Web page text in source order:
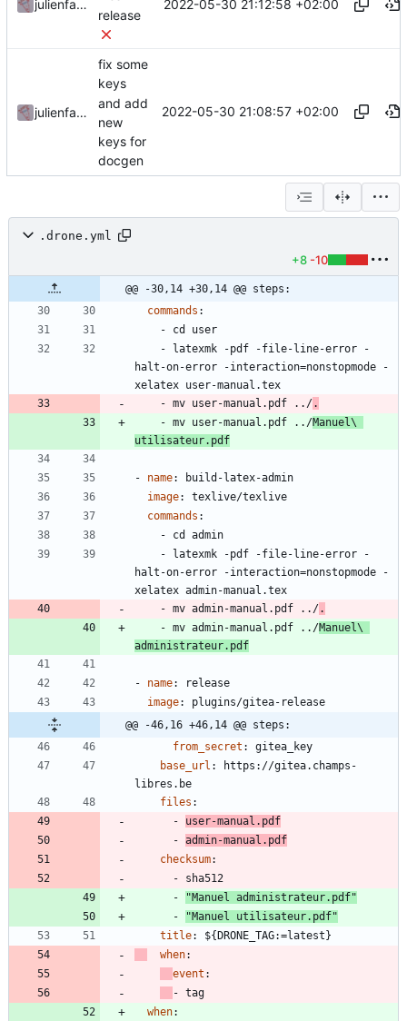
julienfastre
release
2022-05-30 21:12:58 +02:00
julienfastre
fix some
keys
and add
new
keys for
docgen
2022-05-30 21:08:57 +02:00
.drone.yml
+8 -10
@@ -30,14 +30,14 @@ steps:
commands :
- cd user
-
latexmk -pdf -file-line-error -
halt-on-error -interaction=nonstopmode -
xelatex user-manual.tex
- mv user-manual.pdf ../.
- mv user-manual.pdf ../Manuel\
utilisateur.pdf
- name:
build-latex-admin
image:
texlive/texlive
commands :
- cd admin
-
latexmk -pdf -file-line-error -
halt-on-error -interaction=nonstopmode -
xelatex admin-manual.tex
- mv admin-manual.pdf ../.
- mv admin-manual.pdf ../Manuel\
administrateur.pdf
- name:
release
image:
plugins/gitea-release
@@ -46,16 +46,14 @@ steps:
from_secret :
gitea_key
base_url :
https://gitea.champs-
libres.be
files :
- user-manual.pdf
- admin-manual.pdf
checksum:
- sha512
-
"Manuel administrateur.pdf"
-
"Manuel utilisateur.pdf"
title:
${DRONE_TAG:=latest}
when:
event :
- tag
when: